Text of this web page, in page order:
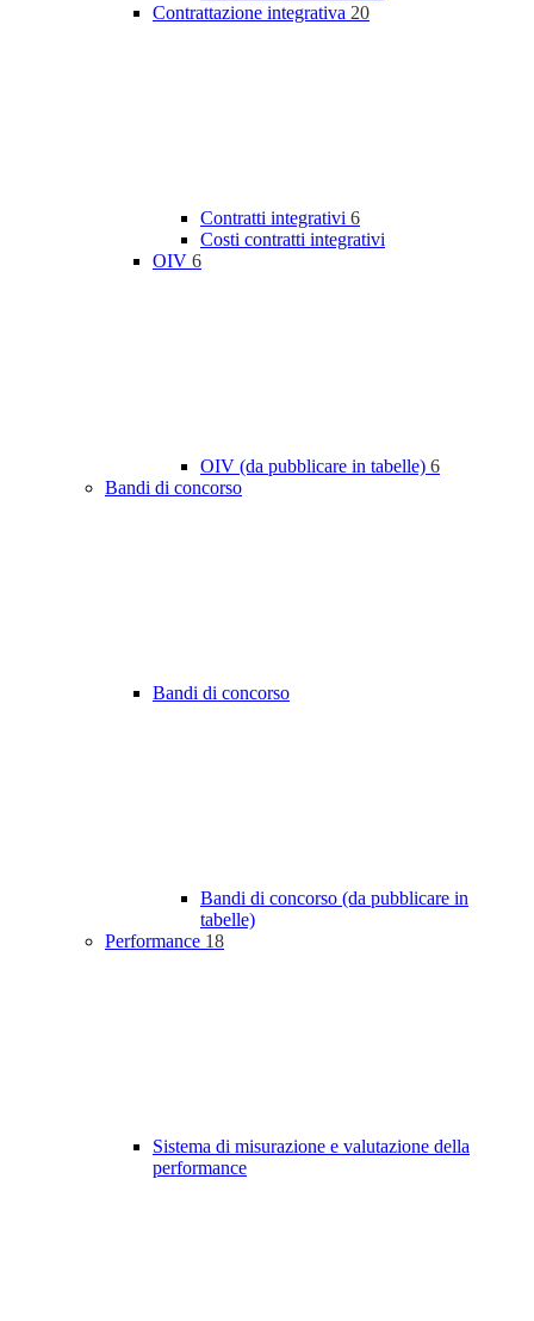
Contrattazione integrativa 20
Contratti integrativi 6
Costi contratti integrativi
OIV 6
OIV (da pubblicare in tabelle) 6
Bandi di concorso
Bandi di concorso
Bandi di concorso (da pubblicare in
tabelle)
Performance 18
Sistema di misurazione e valutazione della
performance